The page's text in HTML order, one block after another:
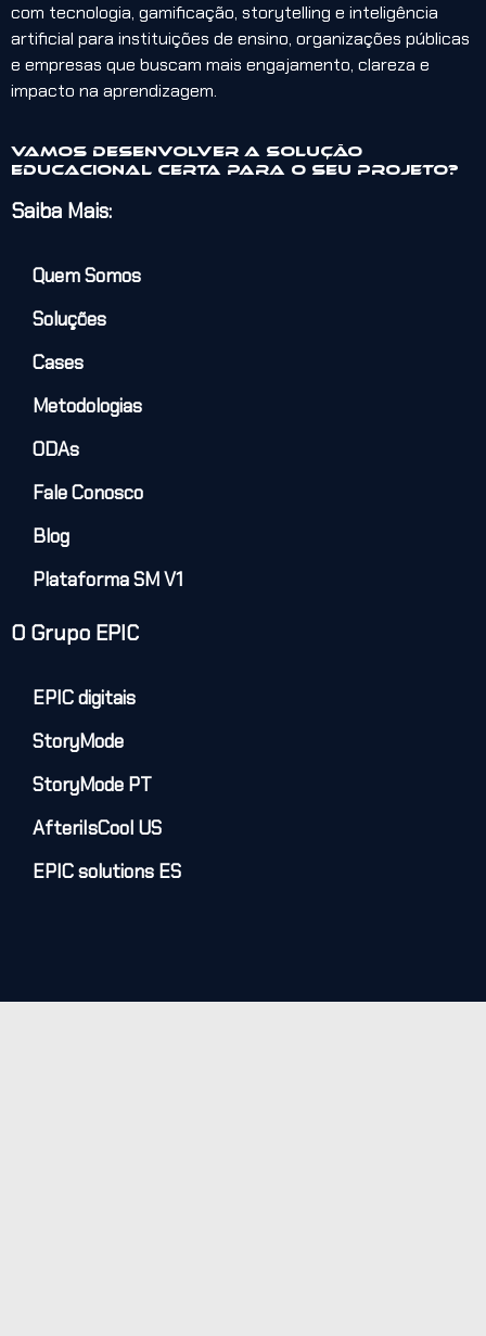
com tecnologia, gamificação, storytelling e inteligência
artificial para instituições de ensino, organizações públicas
e empresas que buscam mais engajamento, clareza e
impacto na aprendizagem.
Vamos desenvolver a solução
educacional certa para o seu projeto?
Saiba Mais:
Quem Somos
Soluções
Cases
Metodologias
ODAs
Fale Conosco
Blog
Plataforma SM V1
O Grupo EPIC
EPIC digitais
StoryMode
StoryMode PT
AfteriIsCool US
EPIC solutions ES